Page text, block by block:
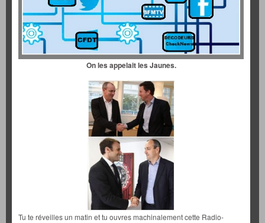
On les appelait les Jaunes.
Tu te réveilles un matin et tu ouvres machinalement cette Radio-